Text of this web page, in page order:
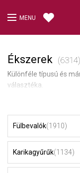
MENU
Ékszerek (6314)
Különféle típusú és
választéka.
Fülbevalók(1910)
Karikagyűrűk(1134)